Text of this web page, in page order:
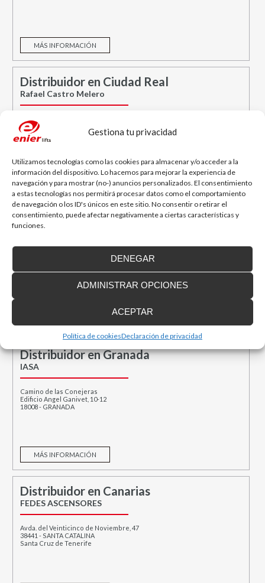
Gestiona tu privacidad
Utilizamos tecnologías como las cookies para almacenar y/o acceder a la
información del dispositivo. Lo hacemos para mejorar la experiencia de
navegación y para mostrar (no-) anuncios personalizados. El consentimiento
a estas tecnologías nos permitirá procesar datos como el comportamiento
de navegación o los ID's únicos en este sitio. No consentir o retirar el
consentimiento, puede afectar negativamente a ciertas características y
funciones.
ACEPTAR
DENEGAR
ADMINISTRAR OPCIONES
Política de cookiesDeclaración de privacidad
MÁS INFORMACIÓN
Distribuidor en Ciudad Real
Rafael Castro Melero
MÁS INFORMACIÓN
Distribuidor en Zaragoza
Zarsin Ascensores
Distribuidor en Granada
IASA
Camino de las Conejeras
Edificio Angel Ganivet, 10-12
18008 - GRANADA
MÁS INFORMACIÓN
Distribuidor en Canarias
FEDES ASCENSORES
Avda. del Veinticinco de Noviembre, 47
38441 - SANTA CATALINA
Santa Cruz de Tenerife